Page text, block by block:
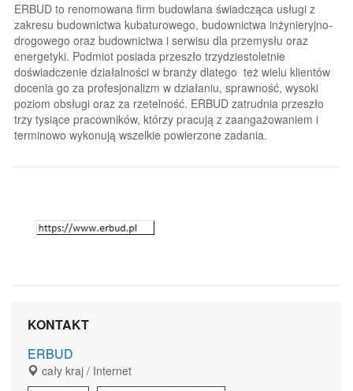
ERBUD to renomowana firm budowlana świadcząca usługi z
zakresu budownictwa kubaturowego, budownictwa inżynieryjno-
drogowego oraz budownictwa i serwisu dla przemysłu oraz
energetyki. Podmiot posiada przeszło trzydziestoletnie
doświadczenie działalności w branży dlatego też wielu klientów
docenia go za profesjonalizm w działaniu, sprawność, wysoki
poziom obsługi oraz za rzetelność. ERBUD zatrudnia przeszło
trzy tysiące pracowników, którzy pracują z zaangażowaniem i
terminowo wykonują wszelkie powierzone zadania.
KONTAKT
ERBUD
cały kraj / Internet